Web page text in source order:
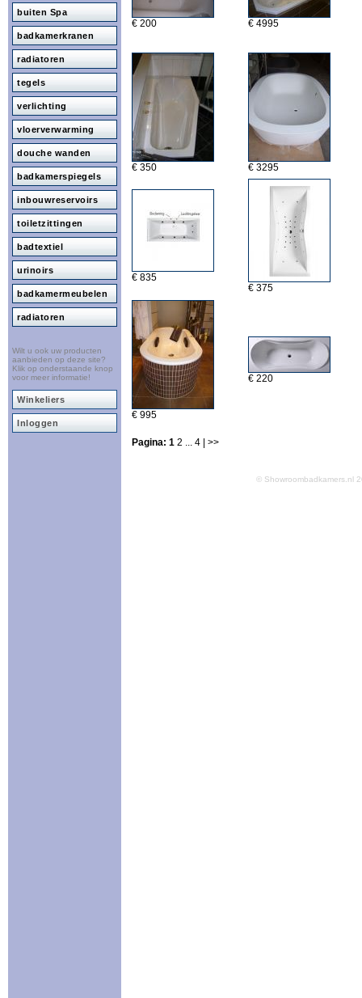
buiten Spa
badkamerkranen
radiatoren
tegels
verlichting
vloerverwarming
douche wanden
badkamerspiegels
inbouwreservoirs
toiletzittingen
badtextiel
urinoirs
badkamermeubelen
radiatoren
Wilt u ook uw producten
aanbieden op deze site?
Klik op onderstaande knop
voor meer informatie!
Winkeliers
Inloggen
€ 200 € 4995
€ 350 € 3295
€ 835
€ 375
€ 995
€ 220
Pagina: 1 2 ... 4 | >>
©